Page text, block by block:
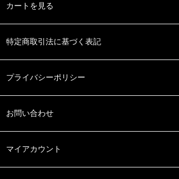
カートを見る
特定商取引法に基づく表記
プライバシーポリシー
お問い合わせ
マイアカウント